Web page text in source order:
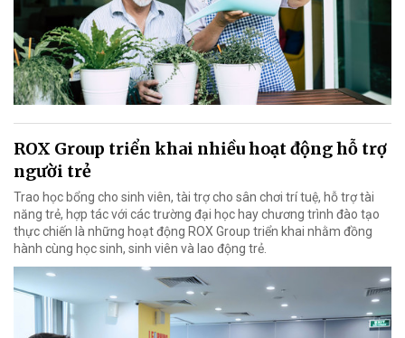
ROX Group triển khai nhiều hoạt động hỗ trợ
người trẻ
Trao học bổng cho sinh viên, tài trợ cho sân chơi trí tuệ, hỗ trợ tài
năng trẻ, hợp tác với các trường đại học hay chương trình đào tạo
thực chiến là những hoạt động ROX Group triển khai nhằm đồng
hành cùng học sinh, sinh viên và lao động trẻ.